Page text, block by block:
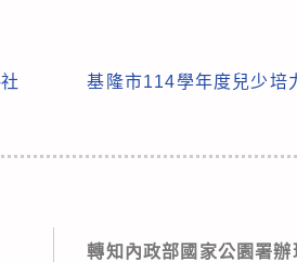
基隆市114學年度兒少培
轉知內政部國家公園署